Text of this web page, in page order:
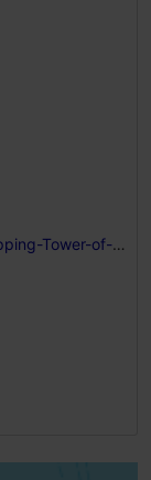
https://www.facebook.com/pages/Epping-Tower-of-Citywall/420156921427728